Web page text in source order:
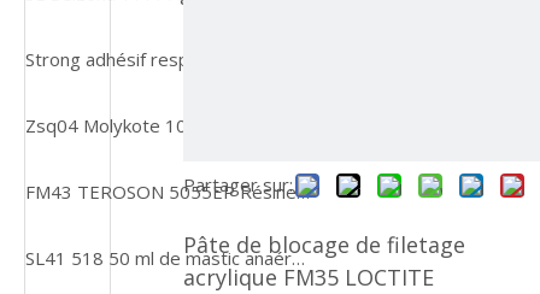
FM43 TEROSON 5055EP Résines époxy renforcées adhésives à deux composants, sans solvant
SL41 518 50 ml de mastic anaérobie pour bride sans apprêt à utiliser pour les substrats en aluminium
Partager sur:
Pâte de blocage de filetage
acrylique FM35 LOCTITE